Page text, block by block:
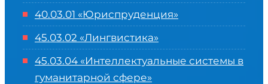
40.03.01 «Юриспруденция»
45.03.02 «Лингвистика»
45.03.04 «Интеллектуальные системы в
гуманитарной сфере»